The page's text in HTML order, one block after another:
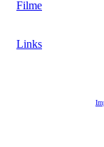
Filme
Links